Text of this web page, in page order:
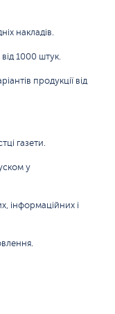
накладів.
1000 штук.
продукції від
газети.
у
інформаційних і